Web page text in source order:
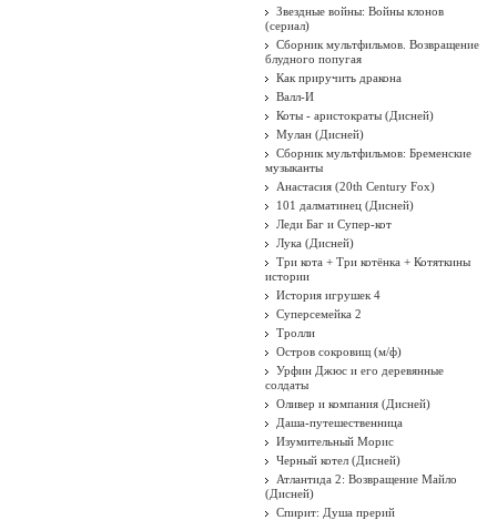
Звездные войны: Войны клонов
(сериал)
Сборник мультфильмов. Возвращение
блудного попугая
Как приручить дракона
Валл-И
Коты - аристократы (Дисней)
Мулан (Дисней)
Сборник мультфильмов: Бременские
музыканты
Анастасия (20th Century Fox)
101 далматинец (Дисней)
Леди Баг и Супер-кот
Лука (Дисней)
Три кота + Три котёнка + Котяткины
истории
История игрушек 4
Суперсемейка 2
Тролли
Остров сокровищ (м/ф)
Урфин Джюс и его деревянные
солдаты
Оливер и компания (Дисней)
Даша-путешественница
Изумительный Морис
Черный котел (Дисней)
Атлантида 2: Возвращение Майло
(Дисней)
Спирит: Душа прерий